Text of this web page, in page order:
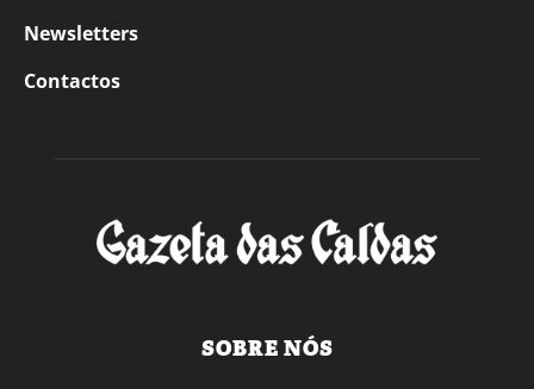
Newsletters
Contactos
SOBRE NÓS